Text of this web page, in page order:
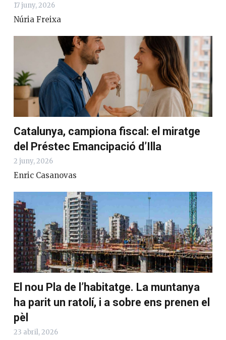
17 juny, 2026
Núria Freixa
Catalunya, campiona fiscal: el miratge
del Préstec Emancipació d’Illa
2 juny, 2026
Enric Casanovas
El nou Pla de l’habitatge. La muntanya
ha parit un ratolí, i a sobre ens prenen el
pèl
23 abril, 2026